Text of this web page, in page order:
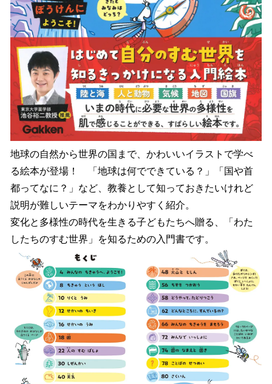
地球の自然から世界の国まで、かわいいイラストで学べ
る絵本が登場！ 「地球は何でできている？」「国や首
都ってなに？」など、教養として知っておきたいけれど
説明が難しいテーマをわかりやすく紹介。
変化と多様性の時代を生きる子どもたちへ贈る、「わた
したちのすむ世界」を知るための入門書です。